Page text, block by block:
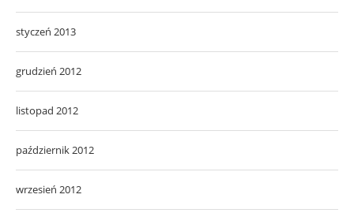
styczeń 2013
grudzień 2012
listopad 2012
październik 2012
wrzesień 2012